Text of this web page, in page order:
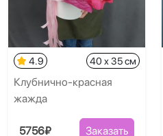
4.9 40 x 35 см
Клубнично-красная
жажда
5756₽ Заказать